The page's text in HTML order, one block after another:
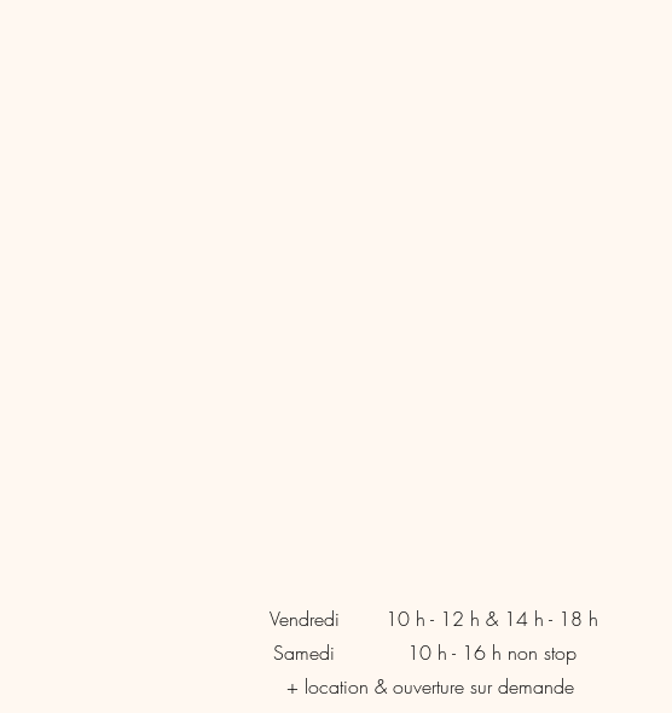
Vendredi
Samedi
10 h - 12 h & 14 h - 18 h
10 h - 16 h non stop
+ location & ouverture sur demande